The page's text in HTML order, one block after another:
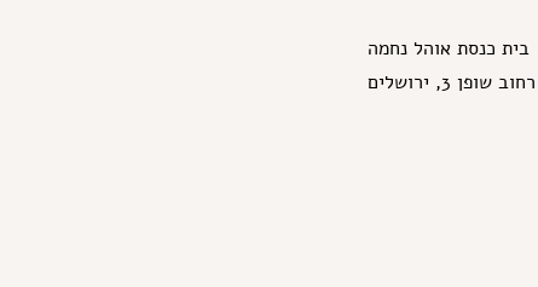
בית כנסת אוהל נחמה
רחוב שופן 3, ירושלים